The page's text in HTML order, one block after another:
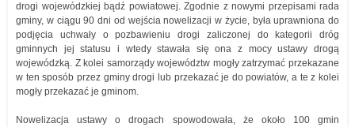
drogi wojewódzkiej bądź powiatowej. Zgodnie z nowymi przepisami rada
gminy, w ciągu 90 dni od wejścia nowelizacji w życie, była uprawniona do
podjęcia uchwały o pozbawieniu drogi zaliczonej do kategorii dróg
gminnych jej statusu i wtedy stawała się ona z mocy ustawy drogą
wojewódzką. Z kolei samorządy województw mogły zatrzymać przekazane
w ten sposób przez gminy drogi lub przekazać je do powiatów, a te z kolei
mogły przekazać je gminom.
Nowelizacja ustawy o drogach spowodowała, że około 100 gmin